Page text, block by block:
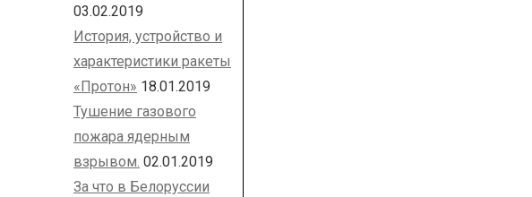
03.02.2019
История, устройство и
характеристики ракеты
«Протон» 18.01.2019
Тушение газового
пожара ядерным
взрывом. 02.01.2019
За что в Белоруссии